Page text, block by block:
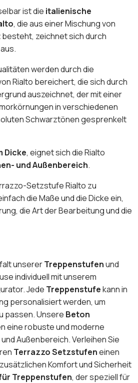
ist die italienische
, die aus einer Mischung von
besteht, zeichnet sich durch
aus.
werden durch die
Rialto bereichert, die sich durch
auszeichnet, der mit einer
in verschiedenen
Schwarztönen gesprenkelt
Dicke, eignet sich die Rialto
und Außenbereich.
Setzstufe Rialto zu
die Maße und die Dicke ein,
die Art der Bearbeitung und die
unsererTreppenstufenund
individuell mit unserem
Jede Treppenstufekann in
personalisiert werden, um
passen. Unsere Beton
eine robuste und moderne
Außenbereich. Verleihen Sie
Terrazzo Setzstufeneinen
Komfort und Sicherheit
Treppenstufen, der speziell für